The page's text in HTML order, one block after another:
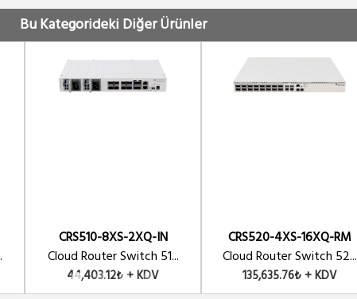
Bu Kategorideki Diğer Ürünler
CRS510-8XS-2XQ-IN
Cloud Router Switch 51...
44,403.12₺ + KDV
CRS520-4XS-16XQ-RM
Cloud Router Switch 52...
135,635.76₺ + KDV